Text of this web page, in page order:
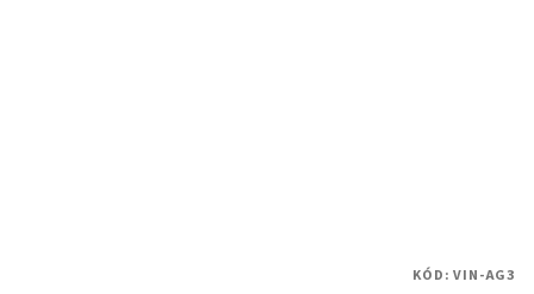
KÓD:VIN-AG3